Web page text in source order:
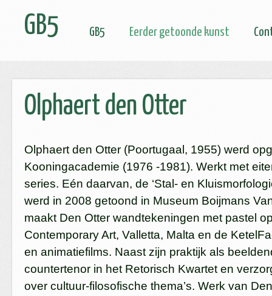
GB5 GB5 Eerder getoonde kunst
Olphaert den Otter
Olphaert den Otter (Poortugaal, 1955) werd
Kooningacademie (1976 -1981). Werkt met
series. Eén daarvan, de ‘Stal- en
werd in 2008 getoond in Museum Boijmans
maakt Den Otter wandtekeningen met pastel
Contemporary Art, Valletta, Malta en de
en animatiefilms. Naast zijn praktijk als
countertenor in het Retorisch Kwartet en
over cultuur-filosofische thema’s. Werk van